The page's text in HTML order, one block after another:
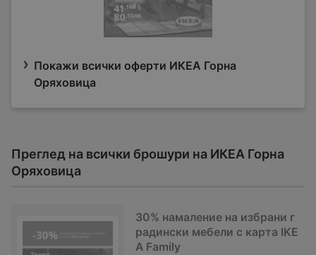
Покажи всички оферти ИКЕА Горна
Оряховица
Преглед на всички брошури на ИКЕА Горна
Оряховица
30% намаление на избрани г
радински мебели с карта IKE
A Family